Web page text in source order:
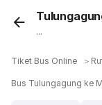
...
Tiket Bus Online ＞
Bus Tulungagung ke